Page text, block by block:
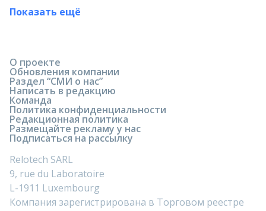
Показать ещё
О проекте
Обновления компании
Раздел “СМИ о нас”
Написать в редакцию
Команда
Политика конфиденциальности
Редакционная политика
Размещайте рекламу у нас
Подписаться на рассылку
Relotech SARL
9, rue du Laboratoire
L-1911 Luxembourg
Компания зарегистрирована в Торговом реестре